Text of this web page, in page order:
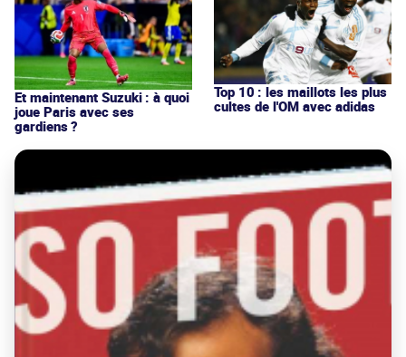
Et maintenant Suzuki : à quoi
joue Paris avec ses
gardiens ?
Top 10 : les maillots les plus
cultes de l'OM avec adidas